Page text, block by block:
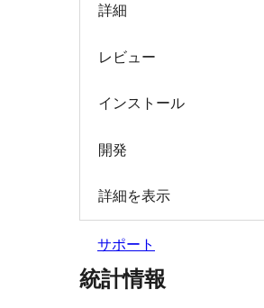
詳細
レビュー
インストール
開発
詳細を表示
サポート
統計情報